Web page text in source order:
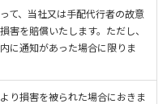
て、当社又は手配代行者の故意
害を賠償いたします。ただし、
に通知があった場合に限りま
り損害を被られた場合におきま